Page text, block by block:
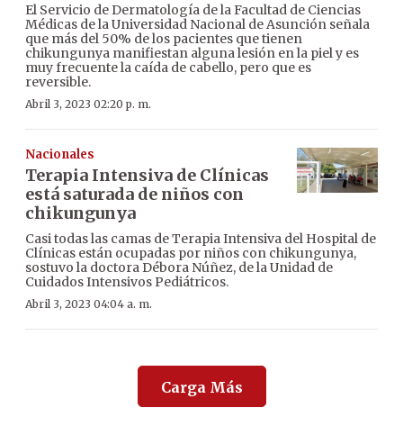
El Servicio de Dermatología de la Facultad de Ciencias
Médicas de la Universidad Nacional de Asunción señala
que más del 50% de los pacientes que tienen
chikungunya manifiestan alguna lesión en la piel y es
muy frecuente la caída de cabello, pero que es
reversible.
Abril 3, 2023 02:20 p. m.
Nacionales
Terapia Intensiva de Clínicas
está saturada de niños con
chikungunya
Casi todas las camas de Terapia Intensiva del Hospital de
Clínicas están ocupadas por niños con chikungunya,
sostuvo la doctora Débora Núñez, de la Unidad de
Cuidados Intensivos Pediátricos.
Abril 3, 2023 04:04 a. m.
Carga Más